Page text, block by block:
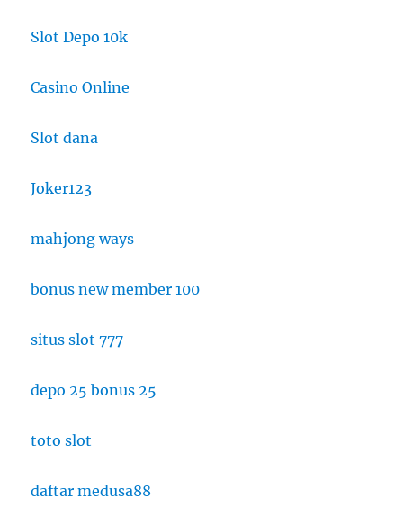
Slot Depo 10k
Casino Online
Slot dana
Joker123
mahjong ways
bonus new member 100
situs slot 777
depo 25 bonus 25
toto slot
daftar medusa88